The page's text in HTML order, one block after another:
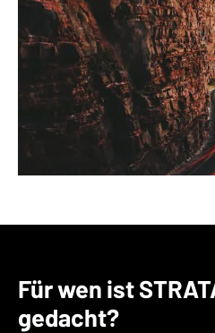
Für wen ist
gedacht?